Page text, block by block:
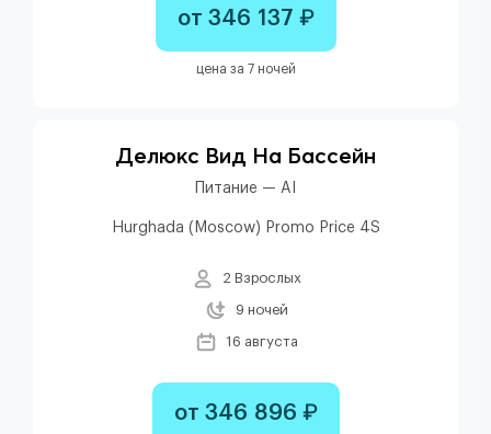
от 346 137 ₽
цена за 7 ночей
Делюкс Вид На Бассейн
Питание — AI
Hurghada (Moscow) Promo Price 4S
2 Взрослых
9 ночей
16 августа
от 346 896 ₽